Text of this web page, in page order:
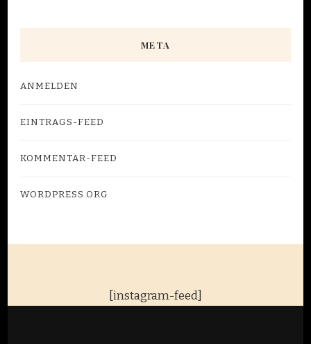
META
ANMELDEN
EINTRAGS-FEED
KOMMENTAR-FEED
WORDPRESS.ORG
[instagram-feed]